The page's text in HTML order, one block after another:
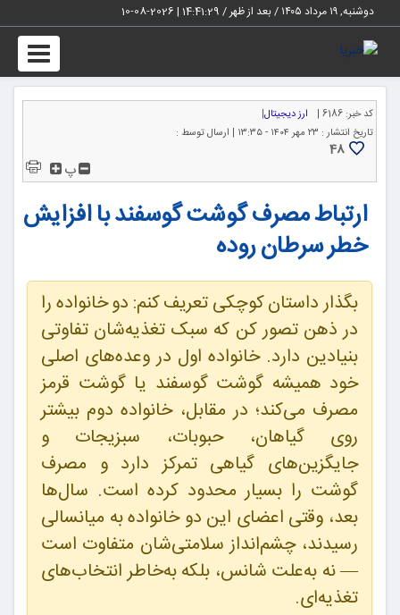
دوشنبه, ۱۹ مرداد ۱۴۰۵ / بعد از ظهر / 14:41:30
|
2026-08-10
کد خبر: 6186 | ارز دیجیتال|
تاریخ انتشار : ۲۳ مهر ۱۴۰۴ - ۱۳:۳۵ | ارسال توسط :
48
پ
ارتباط مصرف گوشت گوسفند با افزایش
خطر سرطان روده
بگذار داستان کوچکی تعریف کنم: دو خانواده را
در ذهن تصور کن که سبک تغذیه‌شان تفاوتی
بنیادین دارد. خانواده اول در وعده‌های اصلی
خود همیشه گوشت گوسفند یا گوشت قرمز
مصرف می‌کند؛ در مقابل، خانواده دوم بیشتر
روی گیاهان، حبوبات، سبزیجات و
جایگزین‌های گیاهی تمرکز دارد و مصرف
گوشت را بسیار محدود کرده است. سال‌ها
بعد، وقتی اعضای این دو خانواده به میانسالی
رسیدند، چشم‌انداز سلامتی‌شان متفاوت است
— نه به‌علت شانس، بلکه به‌خاطر انتخاب‌های
تغذیه‌ای.